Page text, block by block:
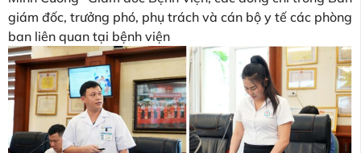
giám đốc, trưởng phó, phụ trách và cán bộ y tế các phòng
ban liên quan tại bệnh viện